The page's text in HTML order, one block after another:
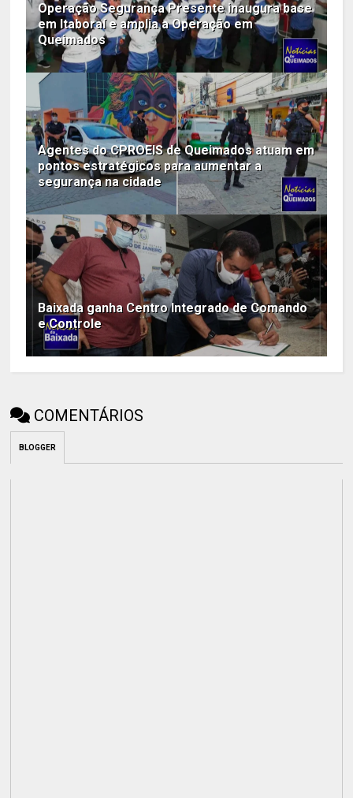
Operação Segurança Presente inaugura base
em Itaboraí e amplia a Operação em
Queimados
Agentes do CPROEIS de Queimados atuam em
pontos estratégicos para aumentar a
segurança na cidade
Baixada ganha Centro Integrado de Comando
e Controle
COMENTÁRIOS
BLOGGER